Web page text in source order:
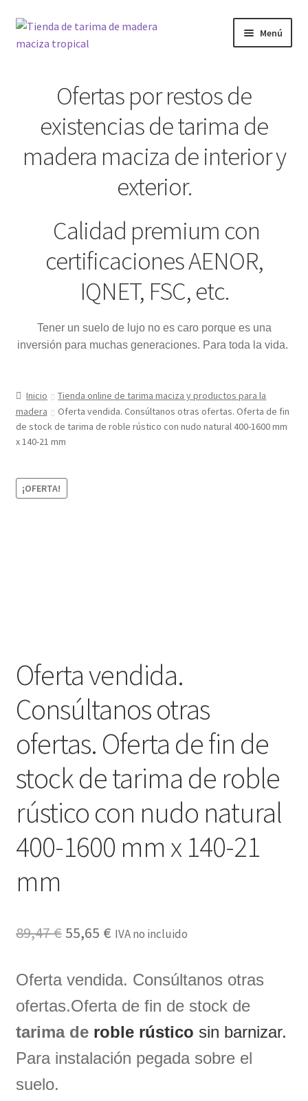
Ir
a
Ir
al
Menú
Ofertas por restos de
existencias de tarima de
madera maciza de interior y
exterior.
Calidad premium con
certificaciones AENOR,
IQNET, FSC, etc.
Tener un suelo de lujo no es caro porque es una
inversión para muchas generaciones. Para toda la vida.
Inicio
Tienda online de tarima maciza y productos para la
madera
Oferta vendida. Consúltanos otras ofertas. Oferta de fin
de stock de tarima de roble rústico con nudo natural 400-1600 mm
x 140-21 mm
¡OFERTA!
Oferta vendida.
Consúltanos otras
ofertas. Oferta de fin de
stock de tarima de roble
rústico con nudo natural
400-1600 mm x 140-21
mm
89,47€ El
original
era:
89,47 €.
55,65 €El
actual
es:
55,65 €.
IVA no incluido
Oferta vendida. Consúltanos otras
ofertas.Oferta de fin de stock de
tarima de roble rústico sin barnizar.
Para instalación pegada sobre el
suelo.